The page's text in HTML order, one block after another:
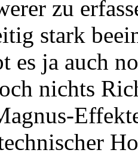
zu
stark
es ja auch
nichts